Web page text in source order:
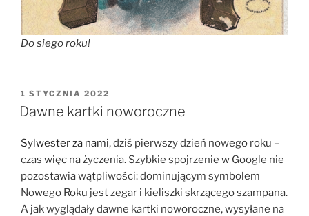
Do siego roku!
OPUBLIKOWANE
W
1 STYCZNIA 2022
Dawne kartki noworoczne
Sylwester za nami, dziś pierwszy dzień nowego roku –
czas więc na życzenia. Szybkie spojrzenie w Google nie
pozostawia wątpliwości: dominującym symbolem
Nowego Roku jest zegar i kieliszki skrzącego szampana.
A jak wyglądały dawne kartki noworoczne, wysyłane na